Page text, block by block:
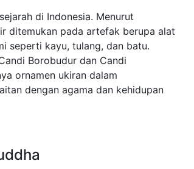
di Indonesia. Menurut
ditemukan pada artefak berupa alat
seperti kayu, tulang, dan batu.
Borobudur dan Candi
ornamen ukiran dalam
dengan agama dan kehidupan